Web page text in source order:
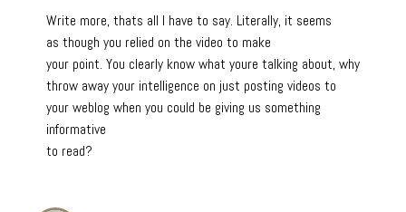
Write more, thats all I have to say. Literally, it seems
as though you relied on the video to make
your point. You clearly know what youre talking about, why
throw away your intelligence on just posting videos to
your weblog when you could be giving us something
informative
to read?